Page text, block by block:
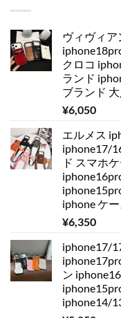
ヴィヴィア
クロコ
ランド
ブランド
¥6,050
エルメス
iphone17/
ド スマホ
iphone ケ
¥6,350
iphone17/
ン
iphone14/